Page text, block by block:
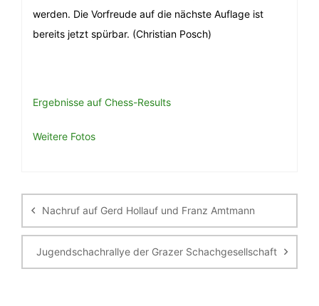
werden. Die Vorfreude auf die nächste Auflage ist
bereits jetzt spürbar. (Christian Posch)
Ergebnisse auf Chess-Results
Weitere Fotos
Nachruf auf Gerd Hollauf und Franz Amtmann
Jugendschachrallye der Grazer Schachgesellschaft